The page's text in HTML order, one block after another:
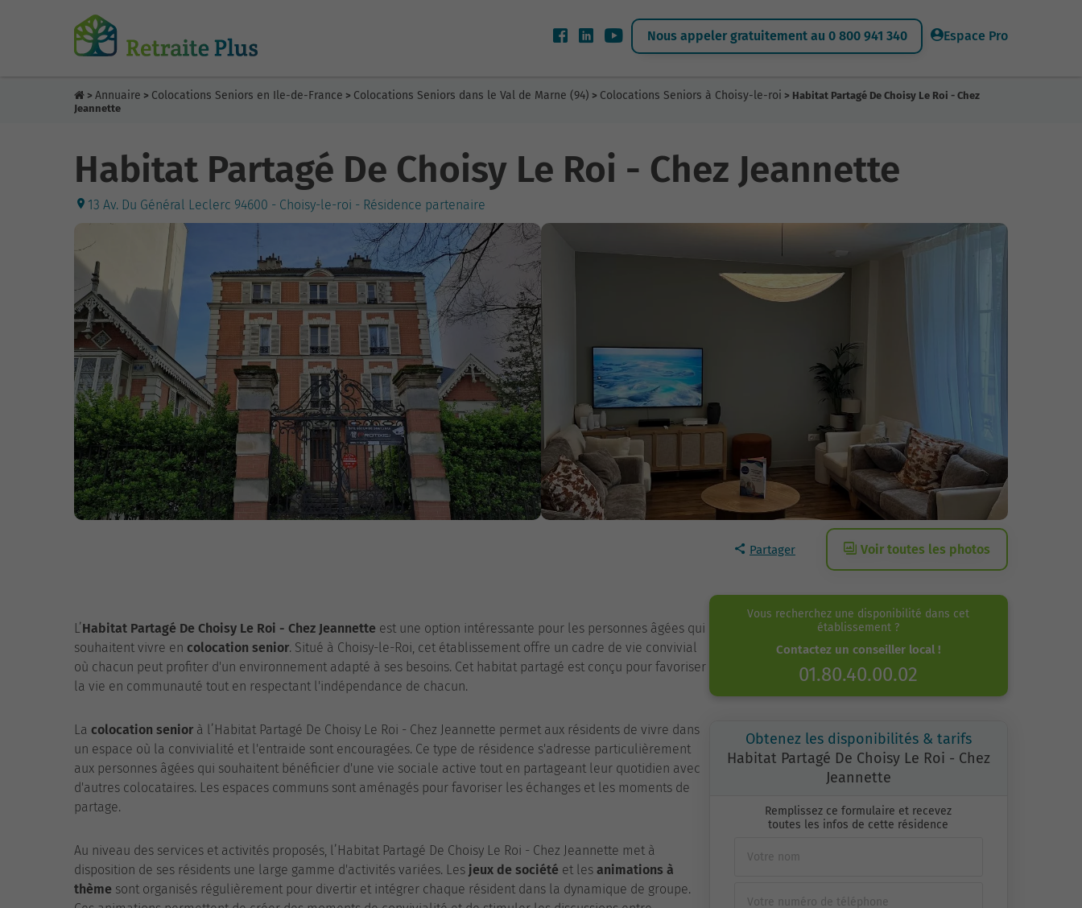
Nous appeler gratuitement au 0 800 941 340 Espace Pro
> Annuaire > Colocations Seniors en Ile-de-France > Colocations Seniors dans le Val de Marne (94) > Colocations Seniors à Choisy-le-roi > Habitat Partagé De Choisy Le Roi - Chez
Jeannette
Habitat Partagé De Choisy Le Roi - Chez Jeannette
13 Av. Du Général Leclerc 94600 - Choisy-le-roi - Résidence partenaire
Partager Voir toutes les photos
L’Habitat Partagé De Choisy Le Roi - Chez Jeannette est une option intéressante pour les personnes âgées qui
souhaitent vivre en colocation senior. Situé à Choisy-le-Roi, cet établissement offre un cadre de vie convivial
où chacun peut profiter d'un environnement adapté à ses besoins. Cet habitat partagé est conçu pour favoriser
la vie en communauté tout en respectant l'indépendance de chacun.
La colocation senior à l’Habitat Partagé De Choisy Le Roi - Chez Jeannette permet aux résidents de vivre dans
un espace où la convivialité et l'entraide sont encouragées. Ce type de résidence s'adresse particulièrement
aux personnes âgées qui souhaitent bénéficier d'une vie sociale active tout en partageant leur quotidien avec
d'autres colocataires. Les espaces communs sont aménagés pour favoriser les échanges et les moments de
partage.
Au niveau des services et activités proposés, l’Habitat Partagé De Choisy Le Roi - Chez Jeannette met à
disposition de ses résidents une large gamme d'activités variées. Les jeux de société et les animations à
thème sont organisés régulièrement pour divertir et intégrer chaque résident dans la dynamique de groupe.
Vous recherchez une disponibilité dans cet
établissement ?
Contactez un conseiller local !
01.80.40.00.02
Obtenez les disponibilités & tarifs
Habitat Partagé De Choisy Le Roi - Chez
Jeannette
Remplissez ce formulaire et recevez
toutes les infos de cette résidence